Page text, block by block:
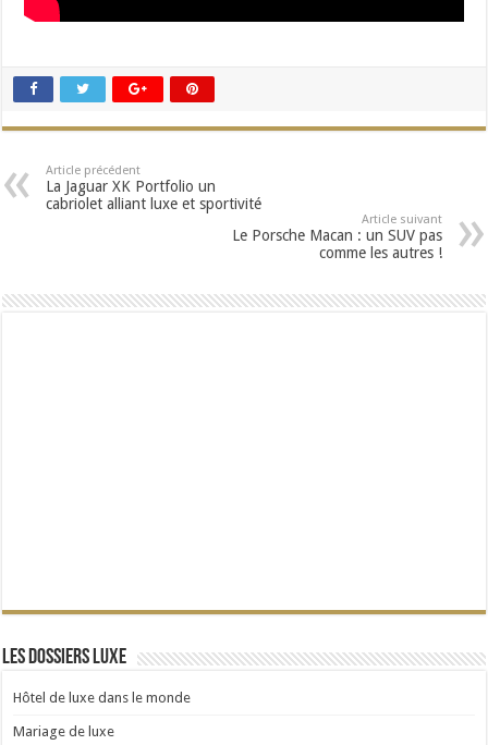
Article précédent
La Jaguar XK Portfolio un
cabriolet alliant luxe et sportivité
Article suivant
Le Porsche Macan : un SUV pas
comme les autres !
Les dossiers Luxe
Hôtel de luxe dans le monde
Mariage de luxe